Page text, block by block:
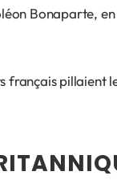
Bonaparte, en
français pillaient